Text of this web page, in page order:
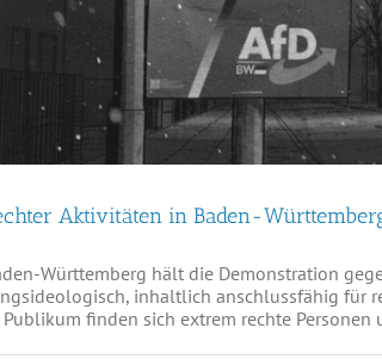
Aktivitäten in Baden-
Württemberg hält die Demonstration
inhaltlich anschlussfähig für
finden sich extrem rechte